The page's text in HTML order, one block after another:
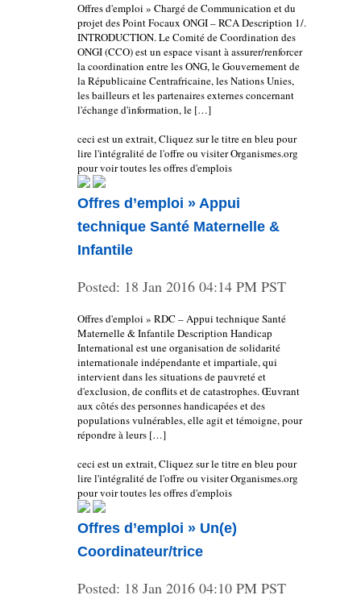
Offres d'emploi » Chargé de Communication et du
projet des Point Focaux ONGI – RCA Description 1/.
INTRODUCTION. Le Comité de Coordination des
ONGI (CCO) est un espace visant à assurer/renforcer
la coordination entre les ONG, le Gouvernement de
la Républicaine Centrafricaine, les Nations Unies,
les bailleurs et les partenaires externes concernant
l'échange d'information, le […]
ceci est un extrait, Cliquez sur le titre en bleu pour
lire l'intégralité de l'offre ou visiter Organismes.org
pour voir toutes les offres d'emplois
Offres d’emploi » Appui
technique Santé Maternelle &
Infantile
Posted: 18 Jan 2016 04:14 PM PST
Offres d'emploi » RDC – Appui technique Santé
Maternelle & Infantile Description Handicap
International est une organisation de solidarité
internationale indépendante et impartiale, qui
intervient dans les situations de pauvreté et
d'exclusion, de conflits et de catastrophes. Œuvrant
aux côtés des personnes handicapées et des
populations vulnérables, elle agit et témoigne, pour
répondre à leurs […]
ceci est un extrait, Cliquez sur le titre en bleu pour
lire l'intégralité de l'offre ou visiter Organismes.org
pour voir toutes les offres d'emplois
Offres d’emploi » Un(e)
Coordinateur/trice
Posted: 18 Jan 2016 04:10 PM PST